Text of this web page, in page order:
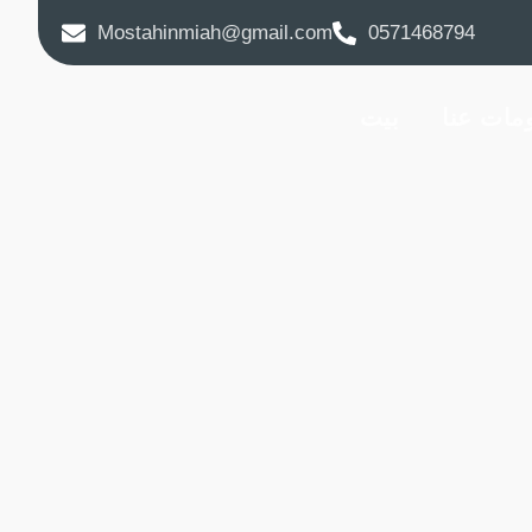
Mostahinmiah@gmail.com 0571468794